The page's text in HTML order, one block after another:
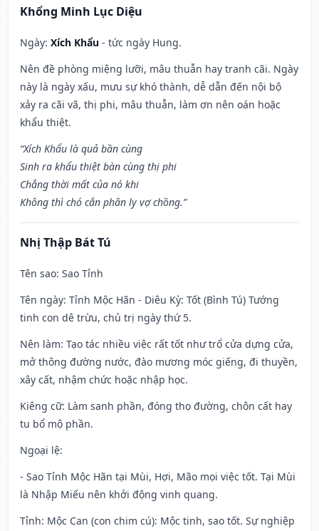
Khổng Minh Lục Diệu
Ngày: Xích Khẩu - tức ngày Hung.
Nên đề phòng miệng lưỡi, mâu thuẫn hay tranh cãi. Ngày
này là ngày xấu, mưu sự khó thành, dễ dẫn đến nội bộ
xảy ra cãi vã, thị phi, mâu thuẫn, làm ơn nên oán hoặc
khẩu thiệt.
“Xích Khẩu là quả bần cùng
Sinh ra khẩu thiệt bàn cùng thị phi
Chẳng thời mất của nó khi
Không thì chó cắn phân ly vợ chồng.”
Nhị Thập Bát Tú
Tên sao: Sao Tỉnh
Tên ngày: Tỉnh Mộc Hãn - Diêu Kỳ: Tốt (Bình Tú) Tướng
tinh con dê trừu, chủ trị ngày thứ 5.
Nên làm: Tạo tác nhiều việc rất tốt như trổ cửa dựng cửa,
mở thông đường nước, đào mương móc giếng, đi thuyền,
xây cất, nhậm chức hoặc nhập học.
Kiêng cữ: Làm sanh phần, đóng thọ đường, chôn cất hay
tu bổ mộ phần.
Ngoại lệ:
- Sao Tỉnh Mộc Hãn tại Mùi, Hợi, Mão mọi việc tốt. Tại Mùi
là Nhập Miếu nên khởi động vinh quang.
Tỉnh: Mộc Can (con chim cú): Mộc tinh, sao tốt. Sự nghiệp